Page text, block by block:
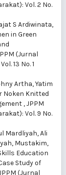
Vol. 2 No.
S Ardiwinata,
in Green
(Jurnal
13 No. 1
Artha, Yatim
Noken Knitted
,JPPM
Vol. 9 No.
Mardliyah, Ali
Mustakim,
Education
Study of
(Jurnal